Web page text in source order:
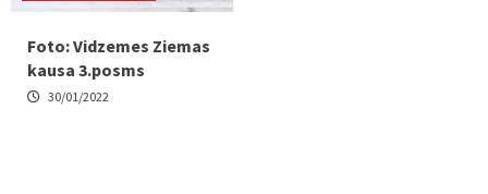
Foto: Vidzemes Ziemas
kausa 3.posms
30/01/2022